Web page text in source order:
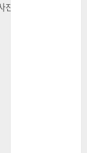
=더뉴스메디칼)